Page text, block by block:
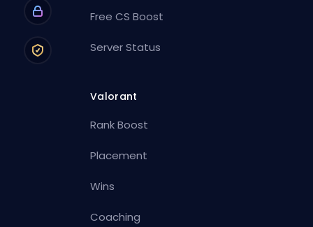
Free CS Boost
Server Status
Valorant
Rank Boost
Placement
Wins
Coaching